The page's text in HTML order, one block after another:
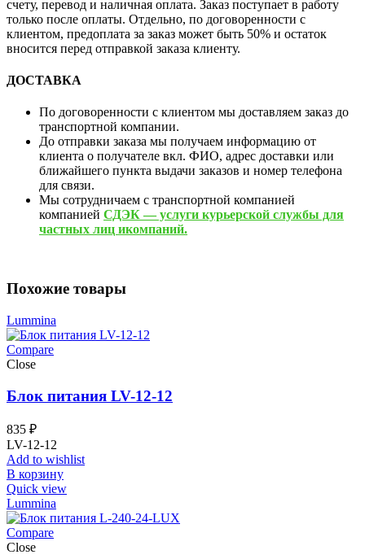
счету, перевод и наличная оплата. Заказ поступает в работу
только после оплаты. Отдельно, по договоренности с
клиентом, предоплата за заказ может быть 50% и остаток
вносится перед отправкой заказа клиенту.
ДОСТАВКА
По договоренности с клиентом мы доставляем заказ до
транспортной компании.
До отправки заказа мы получаем информацию от
клиента о получателе вкл. ФИО, адрес доставки или
ближайшего пункта выдачи заказов и номер телефона
для связи.
Мы сотрудничаем с транспортной компанией
компанией СДЭК — услуги курьерской службы для
частных лиц икомпаний.
Похожие товары
Lummina
Compare
Close
Блок питания LV-12-12
835 ₽
LV-12-12
Add to wishlist
В корзину
Quick view
Lummina
Compare
Close